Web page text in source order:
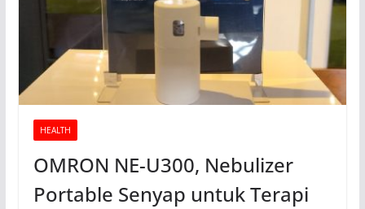
HEALTH
OMRON NE-U300, Nebulizer
Portable Senyap untuk Terapi